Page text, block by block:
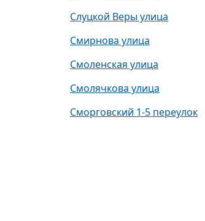
Слуцкой Веры улица
Смирнова улица
Смоленская улица
Смолячкова улица
Сморговский 1-5 переулок